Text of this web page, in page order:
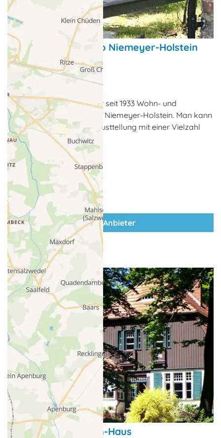
Museum Atelier Otto Niemeyer-Holstein
Museum, Ausstellung
Koserow
Lüttenort bei Koserow war seit 1933 Wohn- und
Arbeitsort des Malers Otto Niemeyer-Holstein. Man kann
hier sein Atelier und eine Austtellung mit einer Vielzahl
seiner Werke besichtigen.
zum Anbieter
Gerhart-Hauptmann-Haus